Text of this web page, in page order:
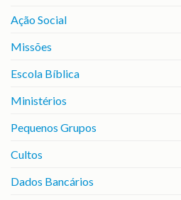
Ação Social
Missões
Escola Bíblica
Ministérios
Pequenos Grupos
Cultos
Dados Bancários